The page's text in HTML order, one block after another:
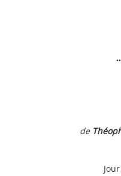
Le
de